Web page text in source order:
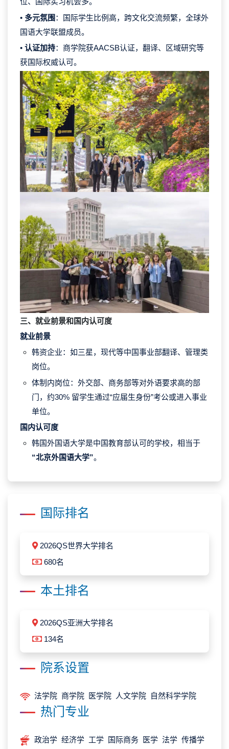
• 多元氛围 ：国际学生比例高，跨文化交流频繁，全球外
国语大学联盟成员。
• 认证加持：商学院获AACSB认证，翻译、区域研究等
获国际权威认可。
三、就业前景和国内认可度
就业前景
韩资企业：如三星，现代等中国事业部翻译、管理类
岗位。
体制内岗位：外交部、商务部等对外语要求高的部
门，约‌30%‌ 留学生通过“应届生身份”考公或进入事业
单位。
国内认可度
韩国外国语大学是中国教育部认可的学校，相当于
“北京外国语大学”。
国际排名
2026QS世界大学排名
680名
本土排名
2026QS亚洲大学排名
134名
院系设置
法学院 商学院 医学院 人文学院 自然科学学院
热门专业
政治学 经济学 工学 国际商务 医学 法学 传播学